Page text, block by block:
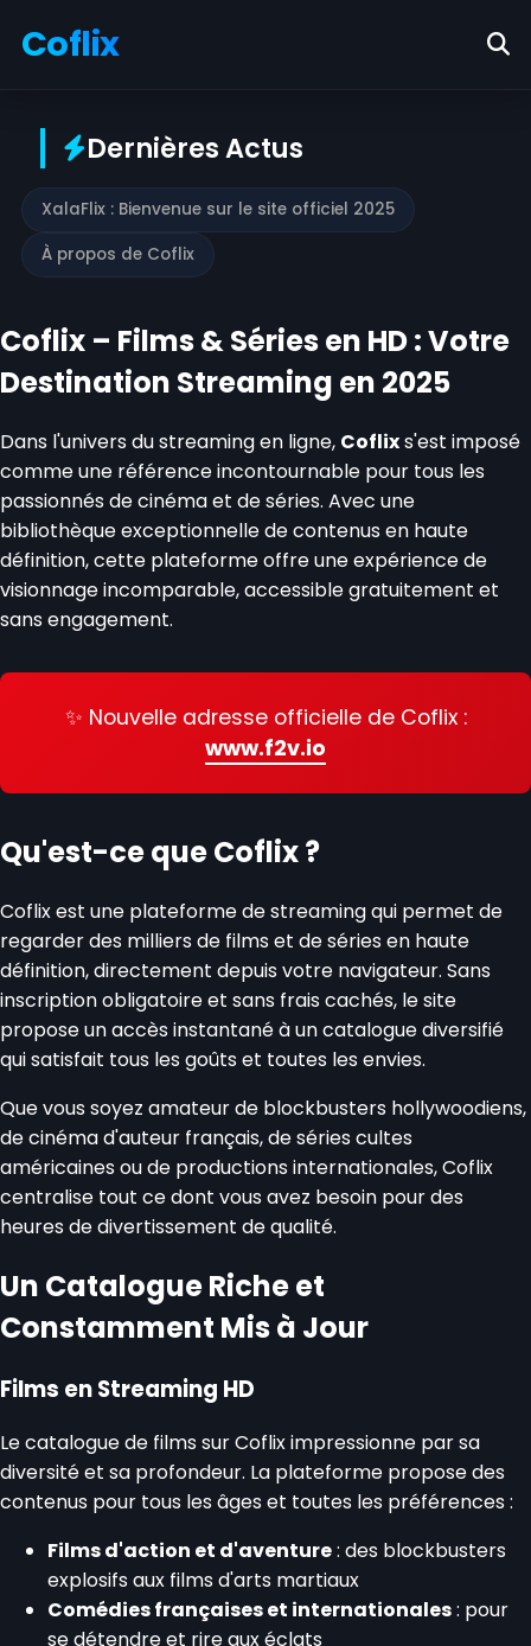
Coflix
Dernières Actus
XalaFlix : Bienvenue sur le site officiel 2025
À propos de Coflix
Coflix – Films & Séries en HD : Votre
Destination Streaming en 2025
Dans l'univers du streaming en ligne, Coflixs'est imposé
comme une référence incontournable pour tous les
passionnés de cinéma et de séries. Avec une
bibliothèque exceptionnelle de contenus en haute
définition, cette plateforme offre une expérience de
visionnage incomparable, accessible gratuitement et
sans engagement.
✨ Nouvelle adresse officielle de Coflix :
www.f2v.io
Qu'est-ce que Coflix ?
Coflix est une plateforme de streaming qui permet de
regarder des milliers de films et de séries en haute
définition, directement depuis votre navigateur. Sans
inscription obligatoire et sans frais cachés, le site
propose un accès instantané à un catalogue diversifié
qui satisfait tous les goûts et toutes les envies.
Que vous soyez amateur de blockbusters hollywoodiens,
de cinéma d'auteur français, de séries cultes
américaines ou de productions internationales, Coflix
centralise tout ce dont vous avez besoin pour des
heures de divertissement de qualité.
Un Catalogue Riche et
Constamment Mis à Jour
Films en Streaming HD
Le catalogue de films sur Coflix impressionne par sa
diversité et sa profondeur. La plateforme propose des
contenus pour tous les âges et toutes les préférences :
Films d'action et d'aventure: des blockbusters
explosifs aux films d'arts martiaux
Comédies françaises et internationales: pour
se détendre et rire aux éclats